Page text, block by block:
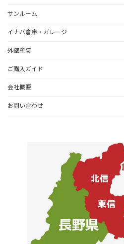
サンルーム
イナバ倉庫・ガレージ
外壁塗装
ご購入ガイド
会社概要
お問い合わせ